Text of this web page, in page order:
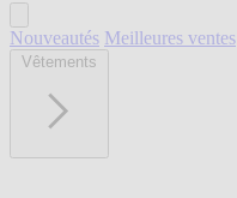
Nouveautés Meilleures ventes
Vêtements